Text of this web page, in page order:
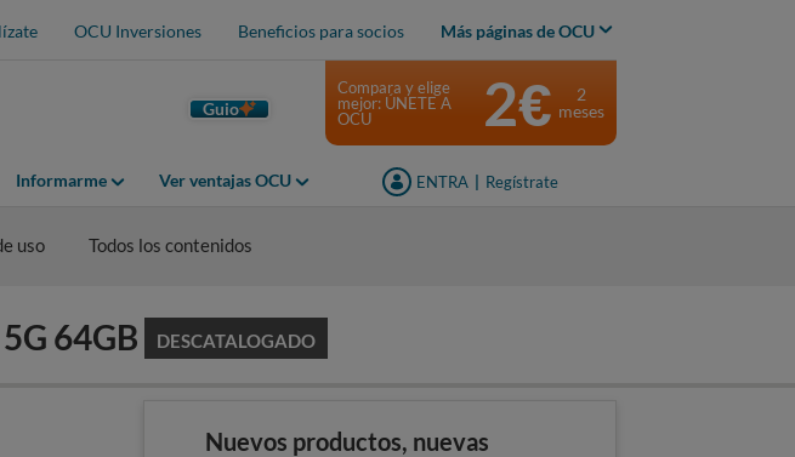
OCU Inversiones Beneficios para socios Más páginas de OCU
Guio
Informarme Ver ventajas OCU ENTRA Regístrate
Compara y elige
mejor: ÚNETE A
OCU
2€
2
meses
uso Todos los contenidos
64GB DESCATALOGADO
Nuevos productos, nuevas